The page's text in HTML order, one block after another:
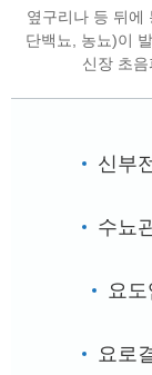
옆구리나 등 뒤에
단백뇨, 농뇨)이
신장 초
신부
수뇨
요도
요로